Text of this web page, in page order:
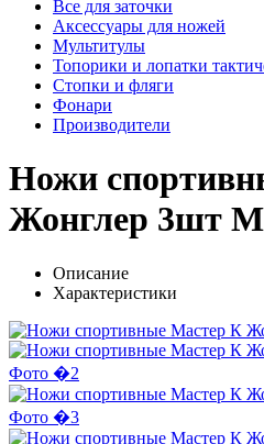
Все для заточки
Аксессуары для ножей
Мультитулы
Топорики и лопатки
Стопки и фляги
Фонари
Производители
Ножи
Жонглер 3шт
Описание
Характеристики